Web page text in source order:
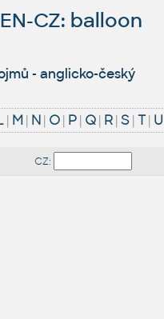
CZ: balloon
- anglicko-český
| M | N| O| P| Q| R| S| T| U
CZ: